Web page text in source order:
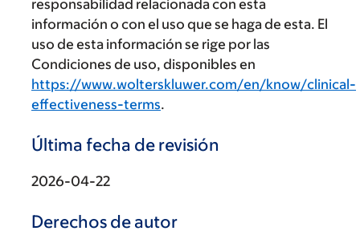
responsabilidad relacionada con esta
información o con el uso que se haga de esta. El
uso de esta información se rige por las
Condiciones de uso, disponibles en
https://www.wolterskluwer.com/en/know/clinical-
effectiveness-terms.
Última fecha de revisión
2026-04-22
Derechos de autor